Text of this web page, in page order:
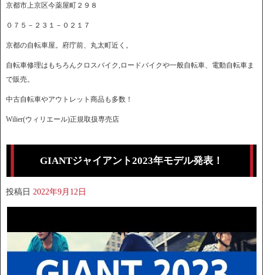
京都市上京区今薬屋町２９８
０７５－２３１－０２１７
京都の自転車屋。府庁前、丸太町近く。
自転車修理はもちろんクロスバイク,ロードバイクや一般自転車、電動自転車ま
で販売。
中古自転車やアウトレット商品も多数！
Wilier(ウィリエール)正規取扱専売店
GIANTジャイアント2023年モデル発表！
投稿日 2022年9月12日